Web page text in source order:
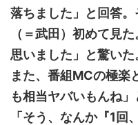
落ちました」と回答
（＝武田）初めて見
思いました」と驚いた
また、番組MCの極楽
も相当ヤバいもんね
「そう、なんか『1回